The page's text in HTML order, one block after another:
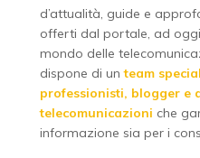
d’attualità, guide e
offerti dal portale, ad
mondo delle
dispone di unteam
professionisti, blogger e
telecomunicazioni che
informazione sia per i